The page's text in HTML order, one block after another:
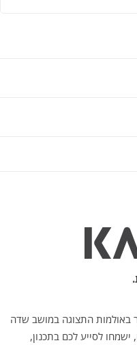
התצוגה במושב שדה
ישמחו לסייע לכם בתכנון,